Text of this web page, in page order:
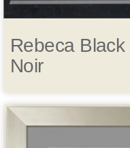
Rebeca
Noir